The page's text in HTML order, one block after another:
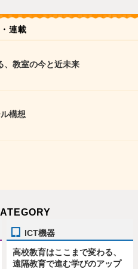
連載
、教室の今と近未来
構想
ICT機器
高校教育はここまで変わる、
遠隔教育で進む学びのアップ